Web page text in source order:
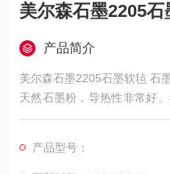
美尔森石墨2205
产品简介
美尔森石墨2205石墨软毡 石
天然石墨粉，导热性非常好
金属桌面上，以避免它因急剧
产品型号：